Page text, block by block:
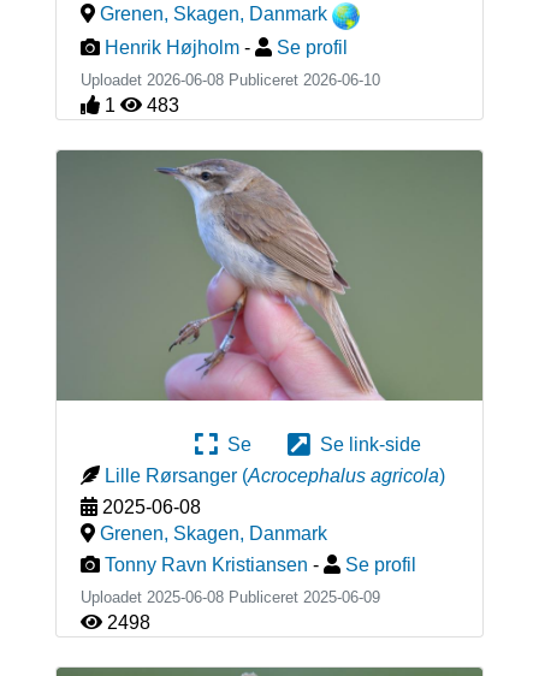
Grenen, Skagen, Danmark
Henrik Højholm - Se profil
Uploadet 2026-06-08 Publiceret 2026-06-10
1 483
Se
Se link-side
Lille Rørsanger (Acrocephalus agricola)
2025-06-08
Grenen, Skagen, Danmark
Tonny Ravn Kristiansen - Se profil
Uploadet 2025-06-08 Publiceret 2025-06-09
2498